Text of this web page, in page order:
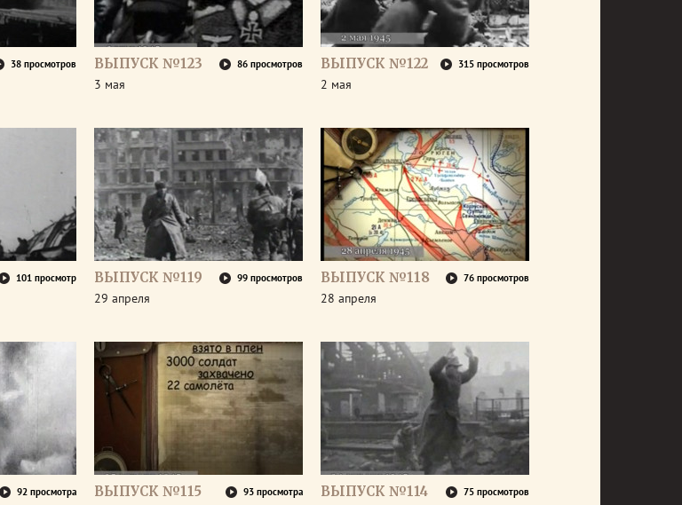
38 просмотров ВЫПУСК №123 86 просмотров
3 мая
ВЫПУСК №122 315 просмотров
2 мая
101 просмотр ВЫПУСК №119 99 просмотров
29 апреля
ВЫПУСК №118 76 просмотров
28 апреля
92 просмотра ВЫПУСК №115 93 просмотра ВЫПУСК №114 75 просмотров